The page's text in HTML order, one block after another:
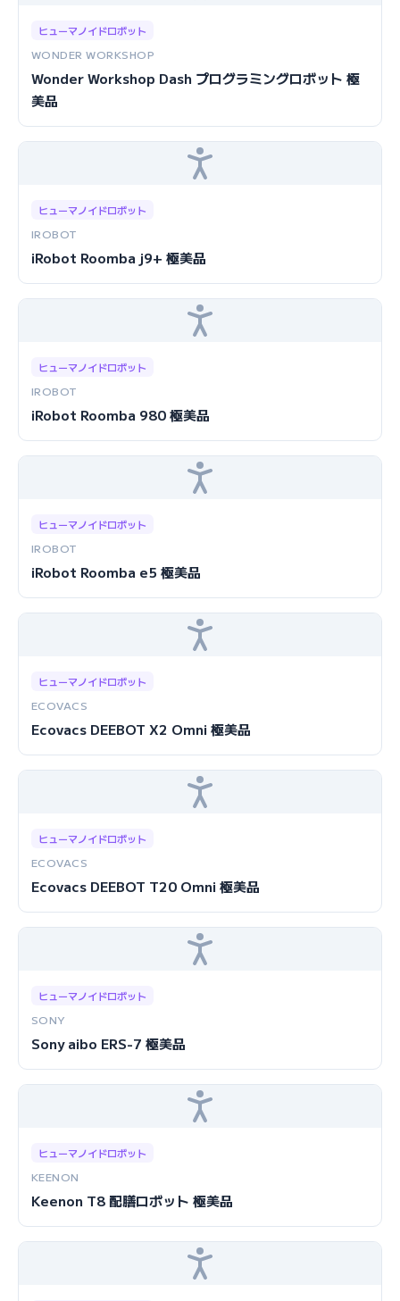
ヒューマノイドロボット
WONDER WORKSHOP
Wonder Workshop Dash プログラミングロボット 極
美品
ヒューマノイドロボット
IROBOT
iRobot Roomba j9+ 極美品
ヒューマノイドロボット
IROBOT
iRobot Roomba 980 極美品
ヒューマノイドロボット
IROBOT
iRobot Roomba e5 極美品
ヒューマノイドロボット
ECOVACS
Ecovacs DEEBOT X2 Omni 極美品
ヒューマノイドロボット
ECOVACS
Ecovacs DEEBOT T20 Omni 極美品
ヒューマノイドロボット
SONY
Sony aibo ERS-7 極美品
ヒューマノイドロボット
KEENON
Keenon T8 配膳ロボット 極美品